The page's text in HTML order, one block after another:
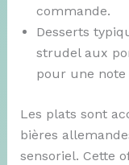
commande.
Desserts
strudel aux
pour une
Les plats sont
bières
sensoriel. Cette